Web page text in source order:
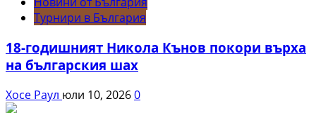
Турнири в България
18-годишният Никола Кънов покори върха
на българския шах
Хосе Раул юли 10, 20260